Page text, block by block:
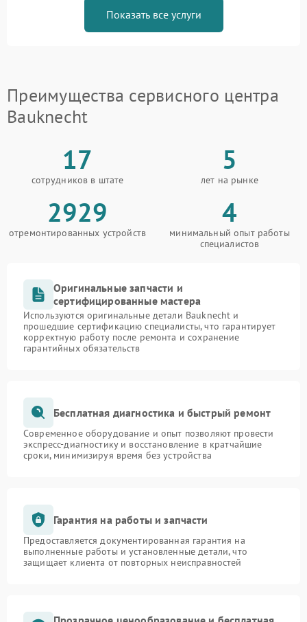
Показать все услуги
Преимущества сервисного центра
Bauknecht
17
сотрудников в штате
5
лет на рынке
2929
отремонтированных устройств
4
минимальный опыт работы
специалистов
Оригинальные запчасти и
сертифицированные мастера
Используются оригинальные детали Bauknecht и
прошедшие сертификацию специалисты, что гарантирует
корректную работу после ремонта и сохранение
гарантийных обязательств
Бесплатная диагностика и быстрый ремонт
Современное оборудование и опыт позволяют провести
экспресс-диагностику и восстановление в кратчайшие
сроки, минимизируя время без устройства
Гарантия на работы и запчасти
Предоставляется документированная гарантия на
выполненные работы и установленные детали, что
защищает клиента от повторных неисправностей